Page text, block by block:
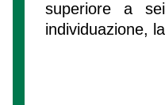
superiore a
individuazione,